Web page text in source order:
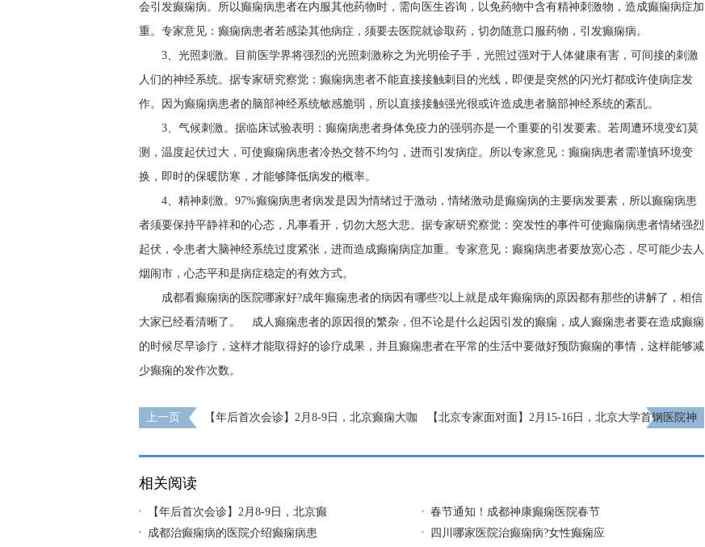
会引发癫痫病。所以癫痫病患者在内服其他药物时，需向医生咨询，以免药物中含有精神刺激物，造成癫痫病症加
重。专家意见：癫痫病患者若感染其他病症，须要去医院就诊取药，切勿随意口服药物，引发癫痫病。
3、光照刺激。目前医学界将强烈的光照刺激称之为光明侩子手，光照过强对于人体健康有害，可间接的刺激
人们的神经系统。据专家研究察觉：癫痫病患者不能直接接触刺目的光线，即便是突然的闪光灯都或许使病症发
作。因为癫痫病患者的脑部神经系统敏感脆弱，所以直接接触强光很或许造成患者脑部神经系统的紊乱。
3、气候刺激。据临床试验表明：癫痫病患者身体免疫力的强弱亦是一个重要的引发要素。若周遭环境变幻莫
测，温度起伏过大，可使癫痫病患者冷热交替不均匀，进而引发病症。所以专家意见：癫痫病患者需谨慎环境变
换，即时的保暖防寒，才能够降低病发的概率。
4、精神刺激。97%癫痫病患者病发是因为情绪过于激动，情绪激动是癫痫病的主要病发要素，所以癫痫病患
者须要保持平静祥和的心态，凡事看开，切勿大怒大悲。据专家研究察觉：突发性的事件可使癫痫病患者情绪强烈
起伏，令患者大脑神经系统过度紧张，进而造成癫痫病症加重。专家意见：癫痫病患者要放宽心态，尽可能少去人
烟闹市，心态平和是病症稳定的有效方式。
成都看癫痫病的医院哪家好?成年癫痫患者的病因有哪些?以上就是成年癫痫病的原因都有那些的讲解了，相信
大家已经看清晰了。 成人癫痫患者的原因很的繁杂，但不论是什么起因引发的癫痫，成人癫痫患者要在造成癫痫
的时候尽早诊疗，这样才能取得好的诊疗成果，并且癫痫患者在平常的生活中要做好预防癫痫的事情，这样能够减
少癫痫的发作次数。
上一页
【年后首次会诊】2月8-9日，北京癫痫大咖
【北京专家面对面】2月15-16日，北京大学首钢医院神
相关阅读
【年后首次会诊】2月8-9日，北京癫
春节通知！成都神康癫痫医院春节
成都治癫痫病的医院介绍癫痫病患
四川哪家医院治癫痫病?女性癫痫应